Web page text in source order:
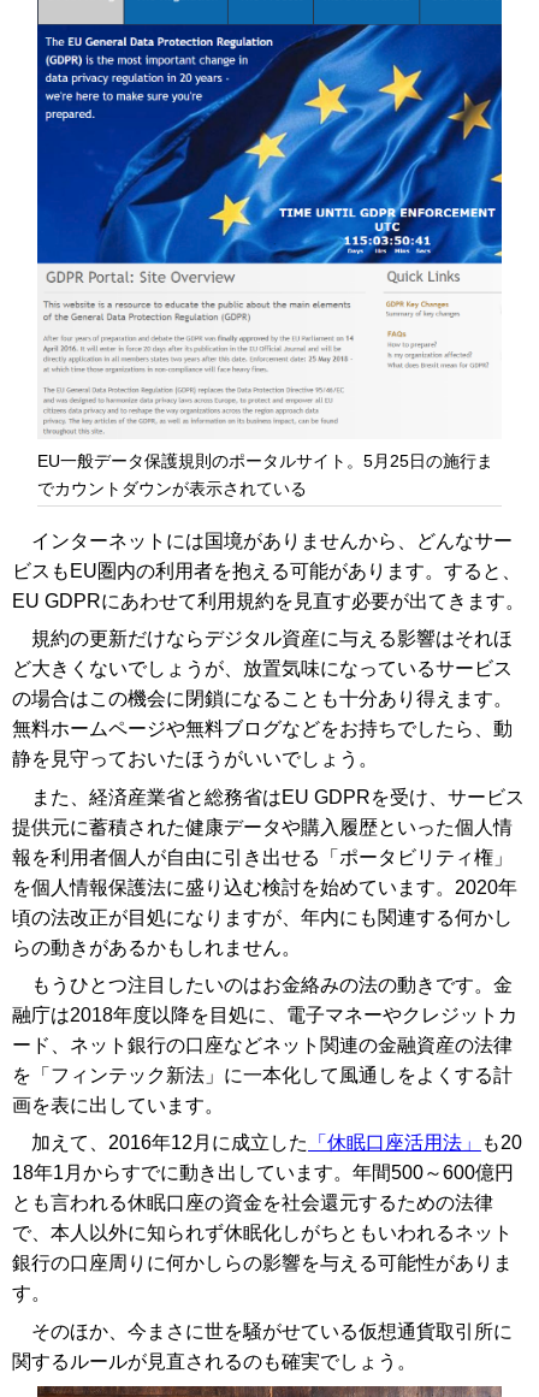
EU一般データ保護規則のポータルサイト。5月25日の施行ま
でカウントダウンが表示されている
インターネットには国境がありませんから、どんなサー
ビスもEU圏内の利用者を抱える可能があります。すると、
EU GDPRにあわせて利用規約を見直す必要が出てきます。
規約の更新だけならデジタル資産に与える影響はそれほ
ど大きくないでしょうが、放置気味になっているサービス
の場合はこの機会に閉鎖になることも十分あり得えます。
無料ホームページや無料ブログなどをお持ちでしたら、動
静を見守っておいたほうがいいでしょう。
また、経済産業省と総務省はEU GDPRを受け、サービス
提供元に蓄積された健康データや購入履歴といった個人情
報を利用者個人が自由に引き出せる「ポータビリティ権」
を個人情報保護法に盛り込む検討を始めています。2020年
頃の法改正が目処になりますが、年内にも関連する何かし
らの動きがあるかもしれません。
もうひとつ注目したいのはお金絡みの法の動きです。金
融庁は2018年度以降を目処に、電子マネーやクレジットカ
ード、ネット銀行の口座などネット関連の金融資産の法律
を「フィンテック新法」に一本化して風通しをよくする計
画を表に出しています。
加えて、2016年12月に成立した
「休眠口座活用法」
も20
18年1月からすでに動き出しています。年間500～600億円
とも言われる休眠口座の資金を社会還元するための法律
で、本人以外に知られず休眠化しがちともいわれるネット
銀行の口座周りに何かしらの影響を与える可能性がありま
す。
そのほか、今まさに世を騒がせている仮想通貨取引所に
関するルールが見直されるのも確実でしょう。